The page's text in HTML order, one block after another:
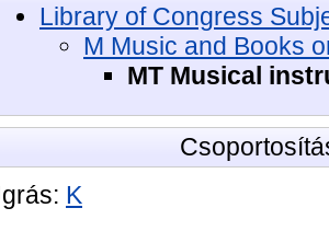
Library of Congress
M Music and Books
MT Musical
K